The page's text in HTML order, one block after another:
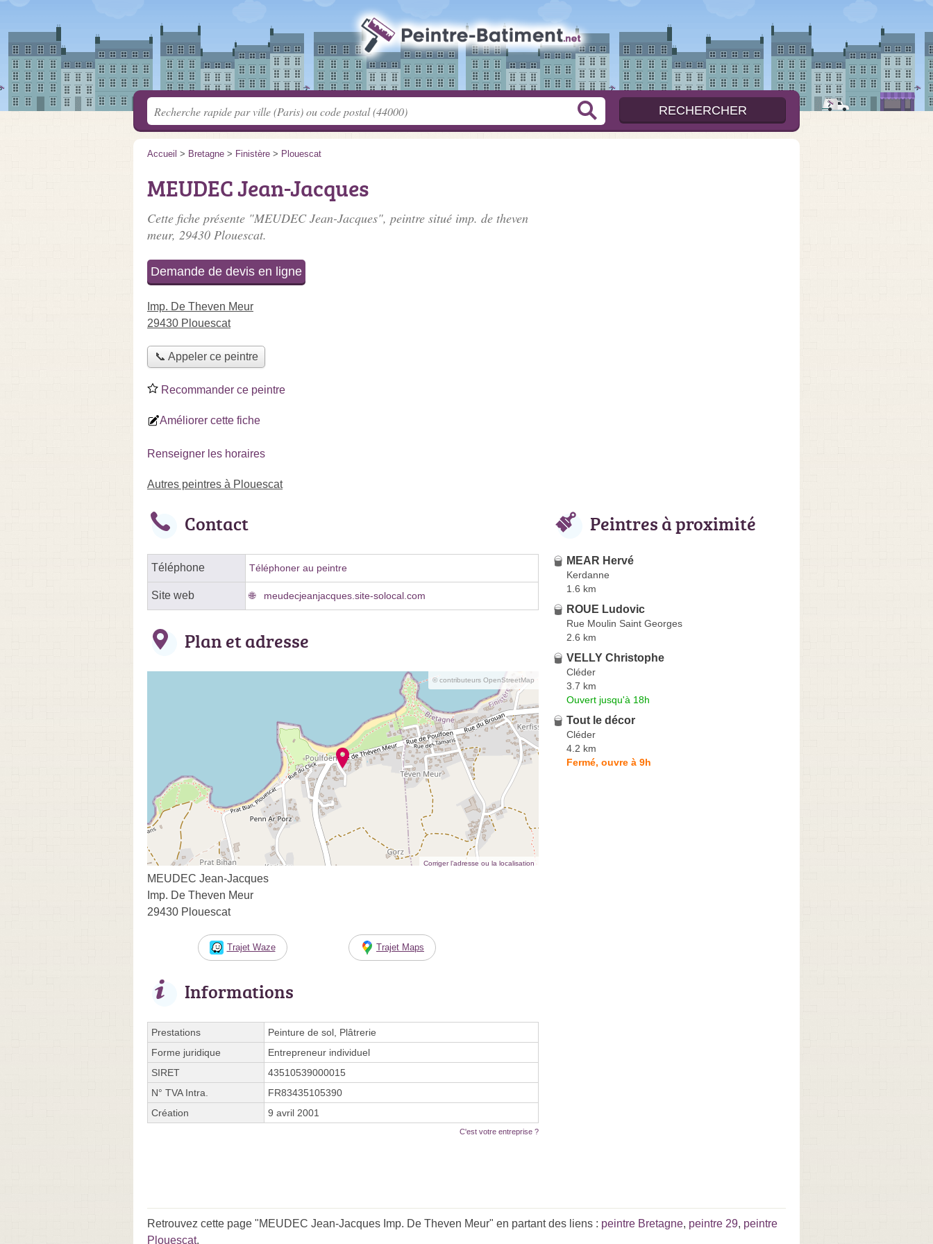
Accueil > Bretagne > Finistère > Plouescat
MEUDEC Jean-Jacques
Cette fiche présente "MEUDEC Jean-Jacques", peintre situé imp. de theven
meur, 29430 Plouescat.
Demande de devis en ligne
Imp. De Theven Meur
29430 Plouescat
📞 Appeler ce peintre
Recommander ce peintre
Améliorer cette fiche
Renseigner les horaires
Autres peintres à Plouescat
Contact
Téléphone Téléphoner au peintre
Site web meudecjeanjacques.site-solocal.com
Plan et adresse
© contributeurs OpenStreetMap
Corriger l’adresse ou la localisation
MEUDEC Jean-Jacques
Imp. De Theven Meur
29430 Plouescat
Trajet Waze Trajet Maps
Informations
Prestations
Peinture de sol, Plâtrerie
Forme juridique
Entrepreneur individuel
SIRET
43510539000015
N° TVA Intra.
FR83435105390
Création
9 avril 2001
C'est votre entreprise ?
Peintres à proximité
MEAR Hervé
Kerdanne
1.6 km
ROUE Ludovic
Rue Moulin Saint Georges
2.6 km
VELLY Christophe
Cléder
3.7 km
Ouvert jusqu'à 18h
Tout le décor
Cléder
4.2 km
Fermé, ouvre à 9h
Retrouvez cette page "MEUDEC Jean-Jacques Imp. De Theven Meur" en partant des liens : peintre Bretagne, peintre 29, peintre
Plouescat.